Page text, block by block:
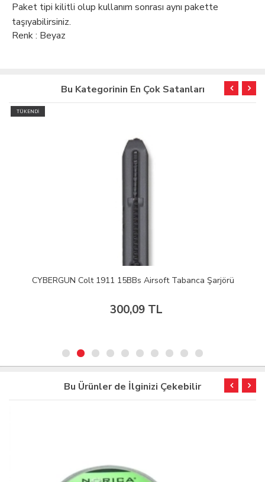
Paket tipi kilitli olup kullanım sonrası aynı pakette
taşıyabilirsiniz.
Renk : Beyaz
Bu Kategorinin En Çok Satanları
TÜKENDİ
CYBERGUN Colt 1911 15BBs Airsoft Tabanca Şarjörü
300,09 TL
Bu Ürünler de İlginizi Çekebilir